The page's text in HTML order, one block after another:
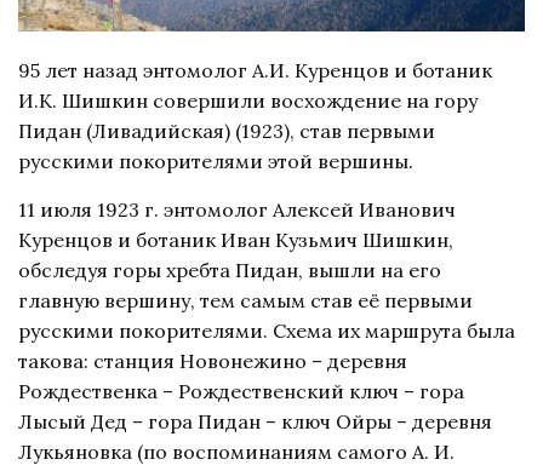
95 лет назад энтомолог А.И. Куренцов и ботаник
И.К. Шишкин совершили восхождение на гору
Пидан (Ливадийская) (1923), став первыми
русскими покорителями этой вершины.
11 июля 1923 г. энтомолог Алексей Иванович
Куренцов и ботаник Иван Кузьмич Шишкин,
обследуя горы хребта Пидан, вышли на его
главную вершину, тем самым став её первыми
русскими покорителями. Схема их маршрута была
такова: станция Новонежино – деревня
Рождественка – Рождественский ключ – гора
Лысый Дед – гора Пидан – ключ Ойры – деревня
Лукьяновка (по воспоминаниям самого А. И.